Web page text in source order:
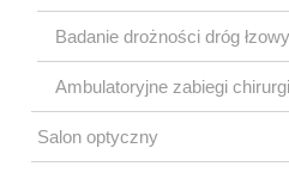
Badanie drożności dróg
Ambulatoryjne zabiegi
Salon optyczny